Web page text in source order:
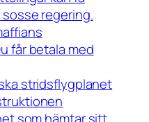
regering.
får betala med
stridsflygplanet
som hämtar sitt